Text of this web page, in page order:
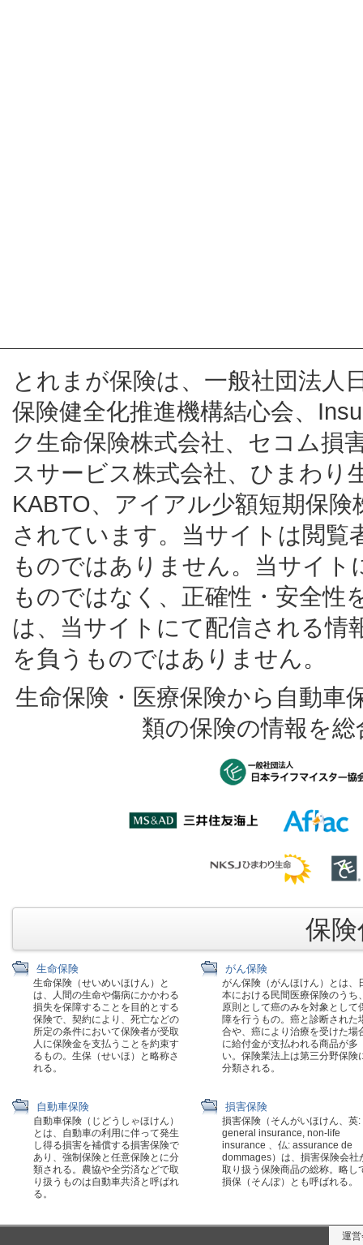
とれまが保険は、一般社団法人
保険健全化推進機構結心会、
ク生命保険株式会社、セコム損
スサービス株式会社、ひまわり
KABTO、アイアル少額短期保
されています。当サイトは閲覧
ものではありません。当サイ
ものではなく、正確性・安全性
は、当サイトにて配信される情
を負うものではありません。
生命保険・医療保険から自動車
類の保険の情報を
保
生命保険
生命保険（せいめいほけん）と
は、人間の生命や傷病にかかわる
損失を保障することを目的とする
保険で、契約により、死亡などの
所定の条件において保険者が受取
人に保険金を支払うことを約束す
るもの。生保（せいほ）と略称さ
れる。
がん保険
がん保険（がんほけん）とは、
本における民間医療保険のうち
原則として癌のみを対象として
障を行うもの。癌と診断された
合や、癌により治療を受けた場
に給付金が支払われる商品が多
い。保険業法上は第三分野保険
分類される。
自動車保険
自動車保険（じどうしゃほけん）
とは、自動車の利用に伴って発生
し得る損害を補償する損害保険で
あり、強制保険と任意保険とに分
類される。農協や全労済などで取
り扱うものは自動車共済と呼ばれ
る。
損害保険
損害保険（そんがいほけん、英:
general insurance, non-life
insurance 、仏: assurance de
dommages）は、損害保険会社
取り扱う保険商品の総称。略し
損保（そんぽ）とも呼ばれる。
運